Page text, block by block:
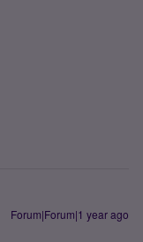
Forum|Forum|1 year ago